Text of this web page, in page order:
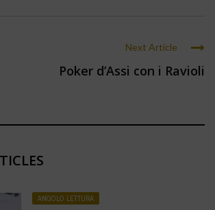
Next Article
Poker d’Assi con i Ravioli
ANGOLO LETTURA